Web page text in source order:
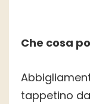
Che cosa
tappetino